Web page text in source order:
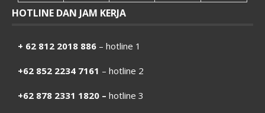
HOTLINE DAN JAM KERJA
+ 62 812 2018 886 – hotline 1
+62 852 2234 7161 – hotline 2
+62 878 2331 1820 – hotline 3